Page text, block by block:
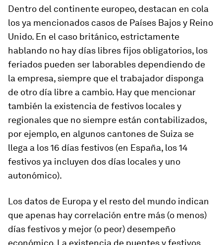
Dentro del continente europeo, destacan en cola
los ya mencionados casos de Países Bajos y Reino
Unido. En el caso británico, estrictamente
hablando no hay días libres fijos obligatorios, los
feriados pueden ser laborables dependiendo de
la empresa, siempre que el trabajador disponga
de otro día libre a cambio. Hay que mencionar
también la existencia de festivos locales y
regionales que no siempre están contabilizados,
por ejemplo, en algunos cantones de Suiza se
llega a los 16 días festivos (en España, los 14
festivos ya incluyen dos días locales y uno
autonómico).
Los datos de Europa y el resto del mundo indican
que apenas hay correlación entre más (o menos)
días festivos y mejor (o peor) desempeño
económico. La existencia de puentes y festivos